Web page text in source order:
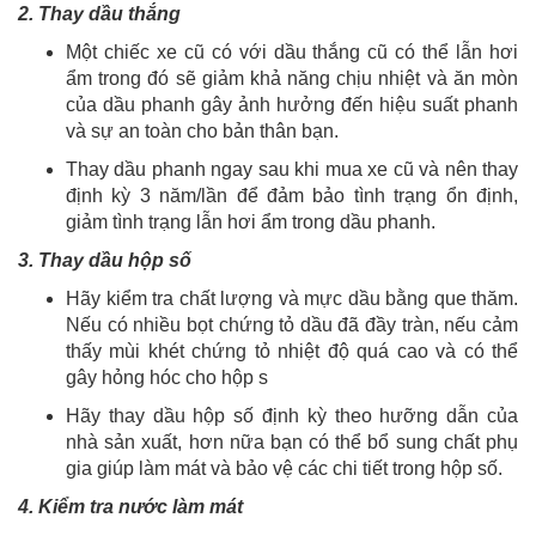
2. Thay dầu thắng
Một chiếc xe cũ có với dầu thắng cũ có thể lẫn hơi
ẩm trong đó sẽ giảm khả năng chịu nhiệt và ăn mòn
của dầu phanh gây ảnh hưởng đến hiệu suất phanh
và sự an toàn cho bản thân bạn.
Thay dầu phanh ngay sau khi mua xe cũ và nên thay
định kỳ 3 năm/lần để đảm bảo tình trạng ổn định,
giảm tình trạng lẫn hơi ẩm trong dầu phanh.
3. Thay dầu hộp số
Hãy kiểm tra chất lượng và mực dầu bằng que thăm.
Nếu có nhiều bọt chứng tỏ dầu đã đầy tràn, nếu cảm
thấy mùi khét chứng tỏ nhiệt độ quá cao và có thể
gây hỏng hóc cho hộp s
Hãy thay dầu hộp số định kỳ theo hưỡng dẫn của
nhà sản xuất, hơn nữa bạn có thể bổ sung chất phụ
gia giúp làm mát và bảo vệ các chi tiết trong hộp số.
4. Kiểm tra nước làm mát